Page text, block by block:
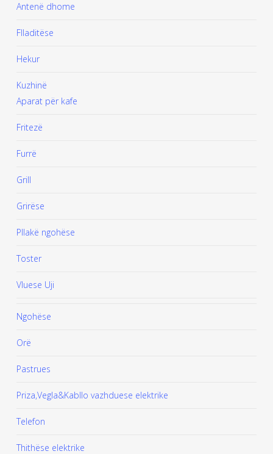
Antenë dhome
Flladitëse
Hekur
Kuzhinë
Aparat për kafe
Fritezë
Furrë
Grill
Grirëse
Pllakë ngohëse
Toster
Vluese Uji
Ngohëse
Orë
Pastrues
Priza,Vegla&Kabllo vazhduese elektrike
Telefon
Thithëse elektrike